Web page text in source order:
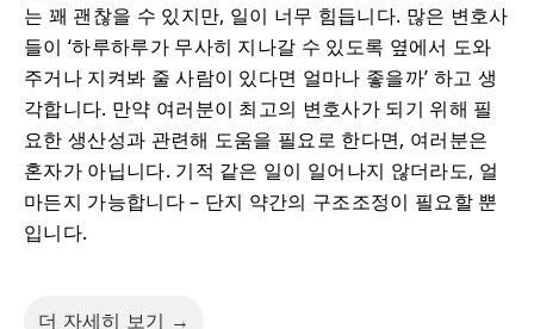
는 꽤 괜찮을 수 있지만, 일이 너무 힘듭니다. 많은 변호사
들이 ‘하루하루가 무사히 지나갈 수 있도록 옆에서 도와
주거나 지켜봐 줄 사람이 있다면 얼마나 좋을까’ 하고 생
각합니다. 만약 여러분이 최고의 변호사가 되기 위해 필
요한 생산성과 관련해 도움을 필요로 한다면, 여러분은
혼자가 아닙니다. 기적 같은 일이 일어나지 않더라도, 얼
마든지 가능합니다 – 단지 약간의 구조조정이 필요할 뿐
입니다.
더 자세히 보기 →